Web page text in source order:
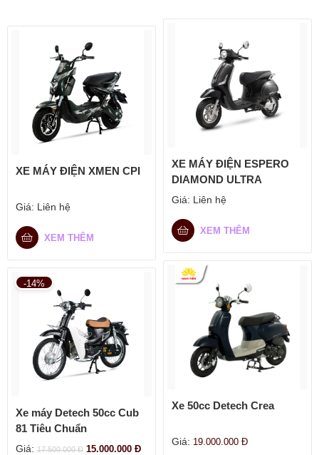
XE MÁY ĐIỆN ESPERO
DIAMOND ULTRA
Giá: Liên hệ
XEM THÊM
XE MÁY ĐIỆN XMEN CPI
Giá: Liên hệ
XEM THÊM
Xe 50cc Detech Crea
Giá: 19.000.000 Đ
-14%
Xe máy Detech 50cc Cub
81 Tiêu Chuẩn
Giá: 17.500.000Đ 15.000.000 Đ